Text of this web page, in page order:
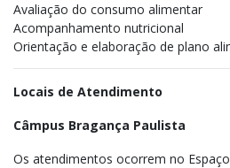
Avaliação do consumo alimentar
Acompanhamento nutricional
Orientação e elaboração de plano
Locais de Atendimento
Câmpus Bragança Paulista
Os atendimentos ocorrem no